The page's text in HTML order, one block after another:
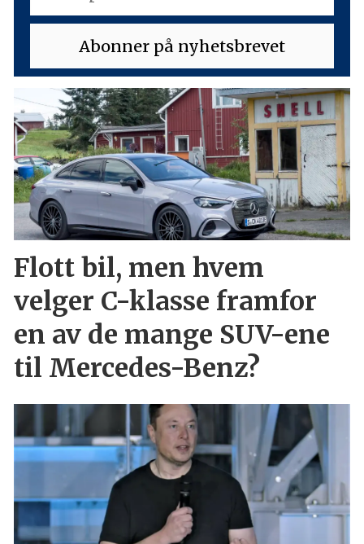
Flott bil, men hvem
velger C-klasse framfor
en av de mange SUV-ene
til Mercedes-Benz?